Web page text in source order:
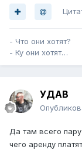
- Что они хотят?
- Ку они хотят…
УДАВ
Да там всего
чего аренду